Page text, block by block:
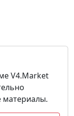
V4.Market
материалы.